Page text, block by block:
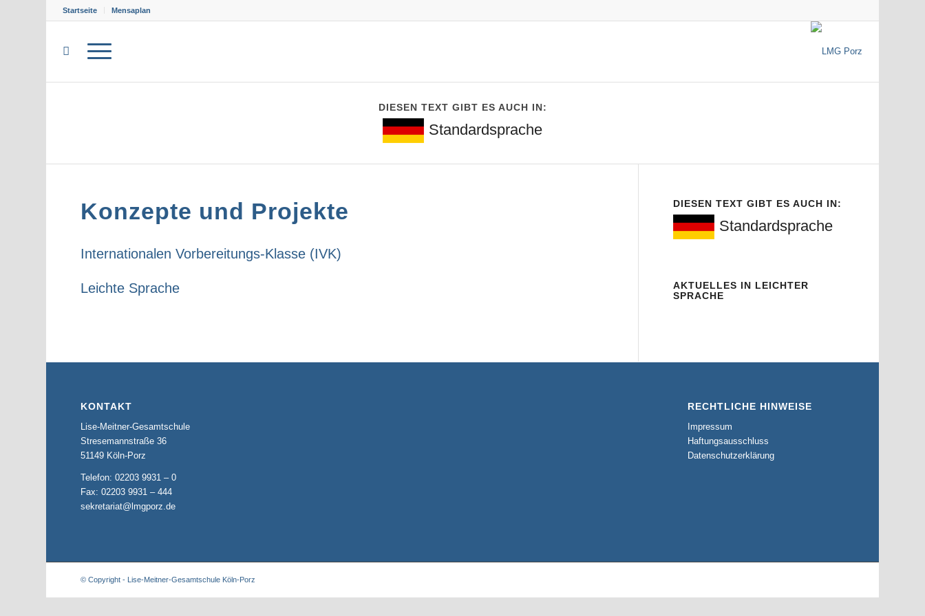
Startseite Mensaplan
DIESEN TEXT GIBT ES AUCH IN:
Standardsprache
Konzepte und Projekte
Internationalen Vorbereitungs-Klasse (IVK)
Leichte Sprache
DIESEN TEXT GIBT ES AUCH IN:
Standardsprache
AKTUELLES IN LEICHTER
SPRACHE
KONTAKT
Lise-Meitner-Gesamtschule
Stresemannstraße 36
51149 Köln-Porz
Telefon: 02203 9931 – 0
Fax: 02203 9931 – 444
sekretariat@lmgporz.de
RECHTLICHE HINWEISE
Impressum
Haftungsausschluss
Datenschutzerklärung
© Copyright - Lise-Meitner-Gesamtschule Köln-Porz